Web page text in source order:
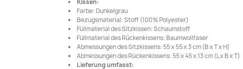
Farbe: Dunkelgrau
Bezugsmaterial: Stoff (100% Polyester)
Füllmaterial des Sitzkissen: Schaumstoff
Füllmaterial des Rückenkissens: Baumwollfaser
Abmessungen des Sitzkissens: 55 x 55 x 3 cm (B x T x H)
Abmessungen des Rückenkissens: 55 x 45 x 13 cm (L x B x T)
Lieferung umfasst: